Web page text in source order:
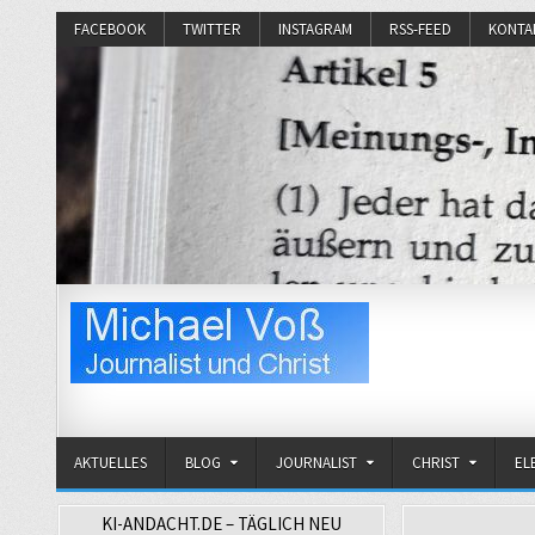
FACEBOOK TWITTER INSTAGRAM RSS-FEED
AKTUELLES BLOG JOURNALIST CHRIST
KI-ANDACHT.DE – TÄGLICH NEU